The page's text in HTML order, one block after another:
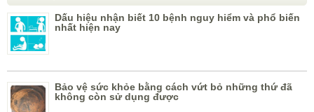
Dấu hiệu nhận biết 10 bệnh nguy hiểm và phổ biến
nhất hiện nay
Bảo vệ sức khỏe bằng cách vứt bỏ những thứ đã
không còn sử dụng được